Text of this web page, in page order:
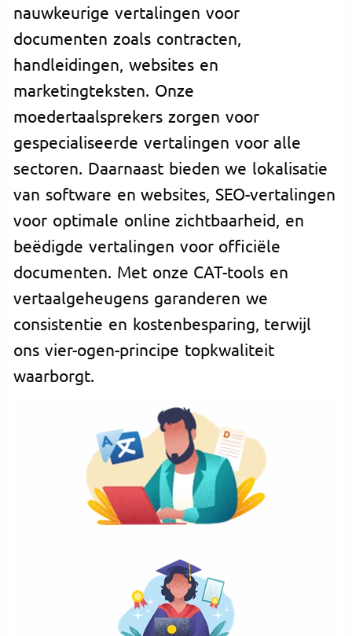
nauwkeurige vertalingen voor
documenten zoals contracten,
handleidingen, websites en
marketingteksten. Onze
moedertaalsprekers zorgen voor
gespecialiseerde vertalingen voor alle
sectoren. Daarnaast bieden we lokalisatie
van software en websites, SEO-vertalingen
voor optimale online zichtbaarheid, en
beëdigde vertalingen voor officiële
documenten. Met onze CAT-tools en
vertaalgeheugens garanderen we
consistentie en kostenbesparing, terwijl
ons vier-ogen-principe topkwaliteit
waarborgt.